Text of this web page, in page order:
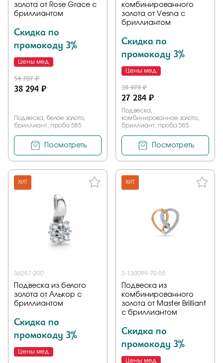
золота от Rose Grace с
бриллиантом
Скидка по
промокоду 3%
Цены мед
54 707 ₽
38 294 ₽
Подвеска, белое золото,
бриллиант, проба 585
Посмотреть
комбинированного
золота от Vesna с
бриллиантом
Скидка по
промокоду 3%
Цены мед
38 978 ₽
27 284 ₽
Подвеска,
комбинированное золото,
бриллиант, проба 585
Посмотреть
ХИТ
36297-200
Подвеска из белого
золота от Алькор с
бриллиантом
Скидка по
промокоду 3%
Цены мед
ХИТ
3-130099-70-55
Подвеска из
комбинированного
золота от Master Brilliant
с бриллиантом
Скидка по
промокоду 3%
Цены мед